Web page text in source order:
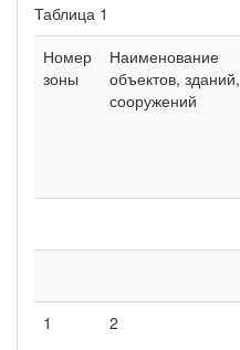
Таблица 1
Номер
зоны
Наименование
объектов, зданий,
сооружений
1 2